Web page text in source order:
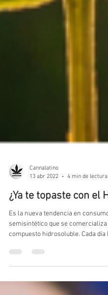
13 abr 2022
4 min de lectura